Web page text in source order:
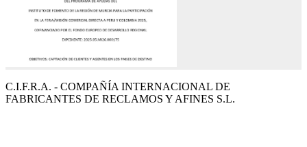
C.I.F.R.A. - COMPAÑÍA INTERNACIONAL DE
FABRICANTES DE RECLAMOS Y AFINES S.L.